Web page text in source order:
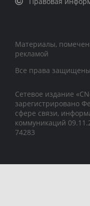
Материалы,
рекламой
Все права
Сетевое издание
зарегистрировано
сфере связи,
коммуникаций
74283